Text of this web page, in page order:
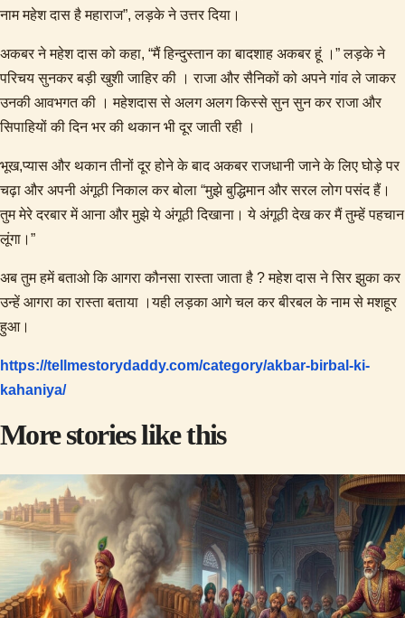
नाम महेश दास है महाराज”, लड़के ने उत्तर दिया।
अकबर ने महेश दास को कहा, “मैं हिन्दुस्तान का बादशाह अकबर हूं ।” लड़के ने
परिचय सुनकर बड़ी खुशी जाहिर की । राजा और सैनिकों को अपने गांव ले जाकर
उनकी आवभगत की । महेशदास से अलग अलग किस्से सुन सुन कर राजा और
सिपाहियों की दिन भर की थकान भी दूर जाती रही ।
भूख,प्यास और थकान तीनों दूर होने के बाद अकबर राजधानी जाने के लिए घोड़े पर
चढ़ा और अपनी अंगूठी निकाल कर बोला “मुझे बुद्धिमान और सरल लोग पसंद हैं।
तुम मेरे दरबार में आना और मुझे ये अंगूठी दिखाना। ये अंगूठी देख कर मैं तुम्हें पहचान
लूंगा।”
अब तुम हमें बताओ कि आगरा कौनसा रास्ता जाता है ? महेश दास ने सिर झुका कर
उन्हें आगरा का रास्ता बताया ।यही लड़का आगे चल कर बीरबल के नाम से मशहूर
हुआ।
https://tellmestorydaddy.com/category/akbar-birbal-ki-
kahaniya/:
और
की
पहली
मुलाकात
|
Akbar
aur
More stories like this